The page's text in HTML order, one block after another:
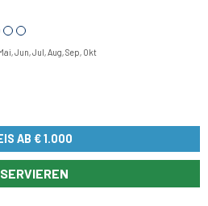
Jun Jul Aug Sep Okt
AB € 1.000